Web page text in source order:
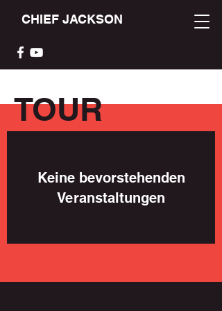
CHIEF JACKSON
Keine bevorstehenden
Veranstaltungen
TOUR